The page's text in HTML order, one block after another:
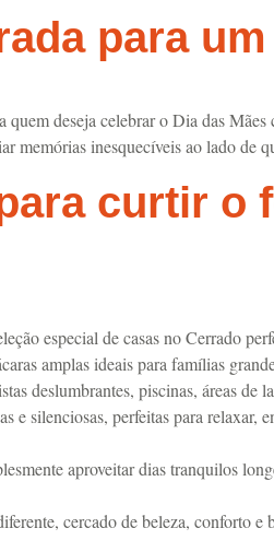
para
quem deseja celebrar o Dia das
memórias inesquecíveis ao lado de
curtir o
especial de casas no Cerrado
amplas ideais para famílias
deslumbrantes, piscinas, áreas
e silenciosas, perfeitas para
aproveitar dias tranquilos
cercado de beleza, conforto e